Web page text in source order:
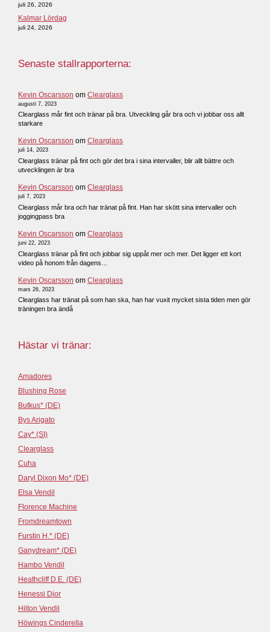
juli 26, 2026
Kalmar Lördag
juli 24, 2026
Senaste stallrapporterna:
Kevin Oscarsson om Clearglass
augusti 7, 2023
Clearglass mår fint och tränar på bra. Utveckling går bra och vi jobbar oss allt
starkare
Kevin Oscarsson om Clearglass
juli 14, 2023
Clearglass tränar på fint och gör det bra i sina intervaller, blir allt bättre och
utvecklingen är bra
Kevin Oscarsson om Clearglass
juli 7, 2023
Clearglass mår bra och har tränat på fint. Han har skött sina intervaller och
joggingpass bra
Kevin Oscarsson om Clearglass
juni 22, 2023
Clearglass tränar på fint och jobbar sig uppåt mer och mer. Det ligger ett kort
video på honom från dagens…
Kevin Oscarsson om Clearglass
mars 26, 2023
Clearglass har tränat på som han ska, han har vuxit mycket sista tiden men gör
träningen bra ändå
Hästar vi tränar:
Amadores
Blushing Rose
Butkus* (DE)
Bys Arigato
Cay* (SI)
Clearglass
Cuha
Daryl Dixon Mo* (DE)
Elsa Vendil
Florence Machine
Fromdreamtown
Furstin H.* (DE)
Ganydream* (DE)
Hambo Vendil
Heathcliff D.E. (DE)
Henessi Dior
Hilton Vendil
Höwings Cinderella